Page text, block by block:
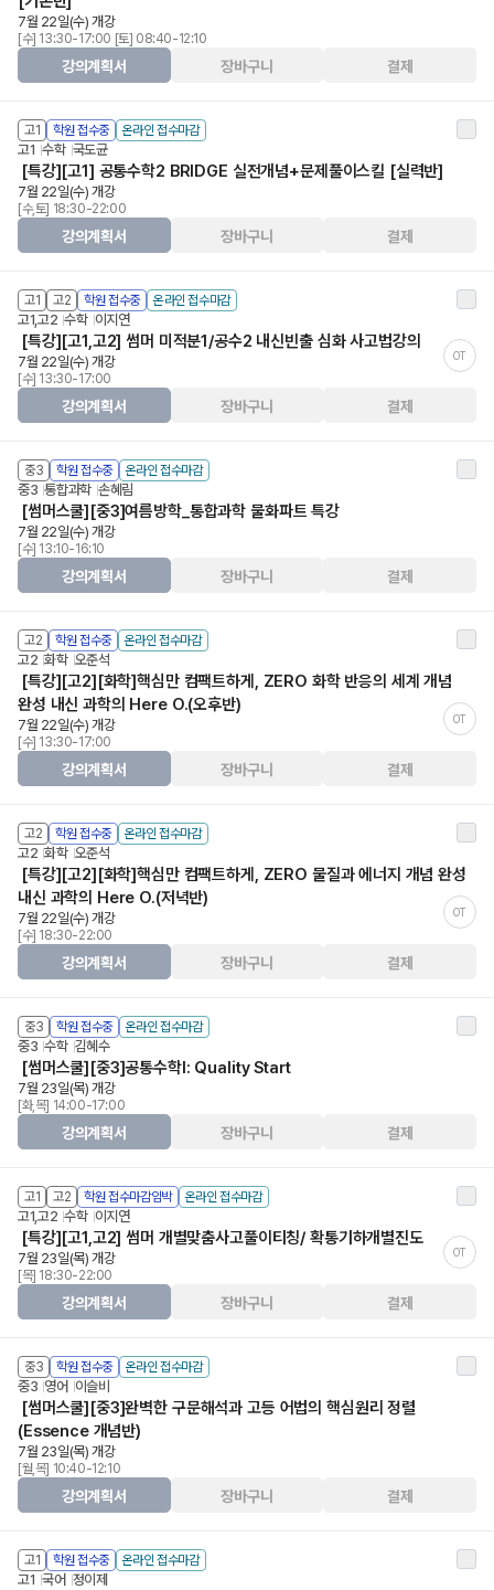
7월 22일(수) 개강
[수] 13:30-17:00 [토] 08:40-12:10
강의계획서 장바구니 결제
고1 학원 접수중 온라인 접수마감
고1 수학 국도균
[특강][고1] 공통수학2 BRIDGE 실전개념+문제풀이스킬 [실력반]
7월 22일(수) 개강
[수,토] 18:30-22:00
강의계획서 장바구니 결제
고1 고2 학원 접수중 온라인 접수마감
고1,고2 수학 이지연
[특강][고1,고2] 썸머 미적분1/공수2 내신빈출 심화 사고법강의
OT
7월 22일(수) 개강
[수] 13:30-17:00
강의계획서 장바구니 결제
중3 학원 접수중 온라인 접수마감
중3 통합과학 손혜림
[썸머스쿨][중3]여름방학_통합과학 물화파트 특강
7월 22일(수) 개강
[수] 13:10-16:10
강의계획서 장바구니 결제
고2 학원 접수중 온라인 접수마감
고2 화학 오준석
[특강][고2][화학]핵심만 컴팩트하게, ZERO 화학 반응의 세계 개념
완성 내신 과학의 Here O.(오후반)
OT
7월 22일(수) 개강
[수] 13:30-17:00
강의계획서 장바구니 결제
고2 학원 접수중 온라인 접수마감
고2 화학 오준석
[특강][고2][화학]핵심만 컴팩트하게, ZERO 물질과 에너지 개념 완성
내신 과학의 Here O.(저녁반)
OT
7월 22일(수) 개강
[수] 18:30-22:00
강의계획서 장바구니 결제
중3 학원 접수중 온라인 접수마감
중3 수학 김혜수
[썸머스쿨][중3]공통수학Ⅰ: Quality Start
7월 23일(목) 개강
[화,목] 14:00-17:00
강의계획서 장바구니 결제
고1 고2 학원 접수마감임박 온라인 접수마감
고1,고2 수학 이지연
[특강][고1,고2] 썸머 개별맞춤사고풀이티칭/ 확통기하개별진도
OT
7월 23일(목) 개강
[목] 18:30-22:00
강의계획서 장바구니 결제
중3 학원 접수중 온라인 접수마감
중3 영어 이슬비
[썸머스쿨][중3]완벽한 구문해석과 고등 어법의 핵심원리 정렬
(Essence 개념반)
7월 23일(목) 개강
[월,목] 10:40-12:10
강의계획서 장바구니 결제
고1 학원 접수중 온라인 접수마감
고1 국어 정이제